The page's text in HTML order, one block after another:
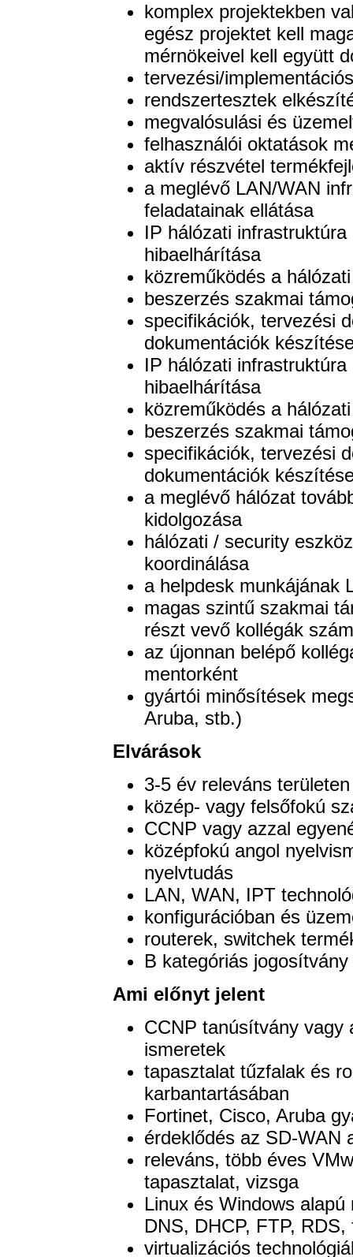
komplex projektekben
egész projektet kell
mérnökeivel kell együtt
tervezési/
rendszertesztek
megvalósulási és
felhasználói oktatások
aktív részvétel
a meglévő LAN/WAN
feladatainak ellátása
IP hálózati
hibaelhárítása
közreműködés a
beszerzés szakmai
specifikációk, tervezési
dokumentációk
IP hálózati
hibaelhárítása
közreműködés a
beszerzés szakmai
specifikációk, tervezési
dokumentációk
a meglévő hálózat
kidolgozása
hálózati / security
koordinálása
a helpdesk munkájának
magas szintű szakmai
részt vevő kollégák
az újonnan belépő
mentorként
gyártói minősítések
Aruba, stb.)
Elvárások
3-5 év releváns
közép- vagy felsőfokú
CCNP vagy azzal
középfokú angol
nyelvtudás
LAN, WAN, IPT
konfigurációban és
routerek, switchek
B kategóriás jogosítvány
Ami előnyt jelent
CCNP tanúsítvány vagy
ismeretek
tapasztalat tűzfalak és
karbantartásában
Fortinet, Cisco, Aruba
érdeklődés az SD-WAN
releváns, több éves
tapasztalat, vizsga
Linux és Windows
DNS, DHCP, FTP,
virtualizációs